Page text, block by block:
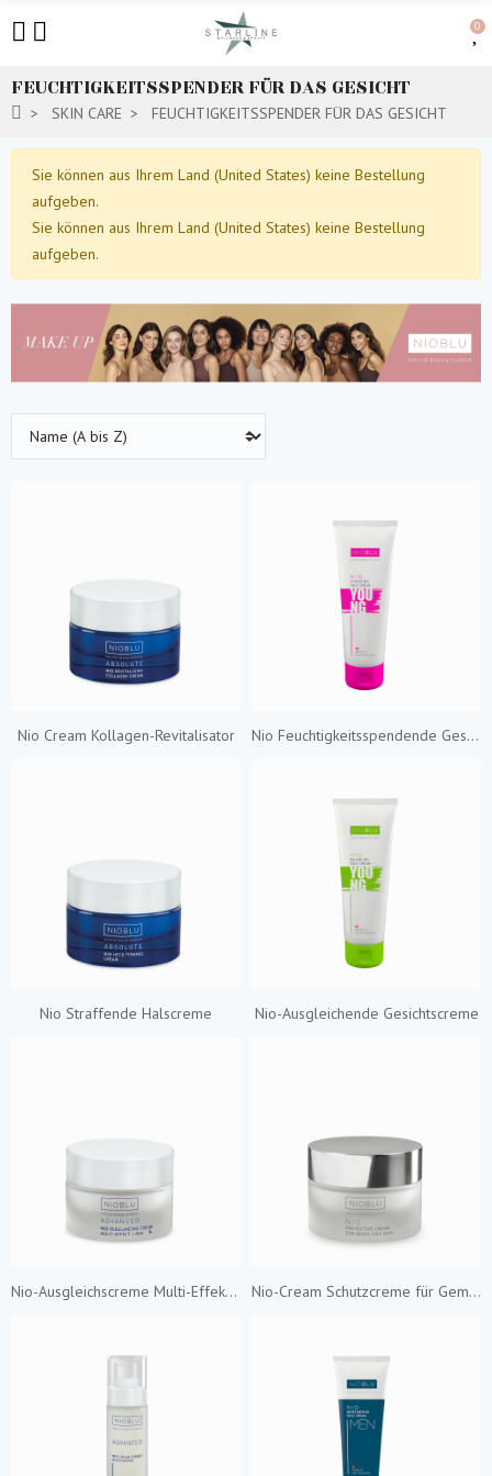
0
FEUCHTIGKEITSSPENDER FÜR DAS GESICHT
SKIN CARE FEUCHTIGKEITSSPENDER FÜR DAS GESICHT
Sie können aus Ihrem Land (United States) keine Bestellung
aufgeben.
Sie können aus Ihrem Land (United States) keine Bestellung
aufgeben.
Nio Cream Kollagen-Revitalisator Nio Feuchtigkeitsspendende Gesichtscreme
Nio Straffende Halscreme Nio-Ausgleichende Gesichtscreme
Nio-Ausgleichscreme Multi-Effekt + AHA Nio-Cream Schutzcreme für Gemischte/Fettige Haut